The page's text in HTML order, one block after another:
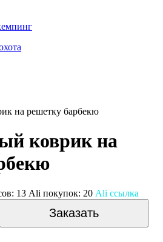
на решетку барбекю
коврик на
13 Ali покупок: 20 Ali ссылка
Заказать